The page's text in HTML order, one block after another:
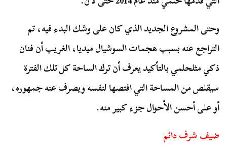
وحتى المشروع الجديد الذي كان على وشك البدء فيه، تم
التراجع عنه بسبب هجمات السوشيال ميديا، الغريب أن فنان
ذكي مثلحلمي بالتأكيد يعرف أن ترك الساحة كل تلك الفترة
سيقلص من المساحة التي افتصها لنفسه ويصرف عنه جمهوره،
أو على أحسن الأحوال جزء كبير منه.
ضيف شرف دائم